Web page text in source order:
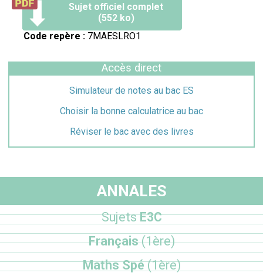
Sujet officiel complet
(552 ko)
Code repère : 7MAESLRO1
Accès direct
Simulateur de notes au bac ES
Choisir la bonne calculatrice au bac
Réviser le bac avec des livres
ANNALES
SujetsE3C
Français(1ère)
Maths Spé(1ère)